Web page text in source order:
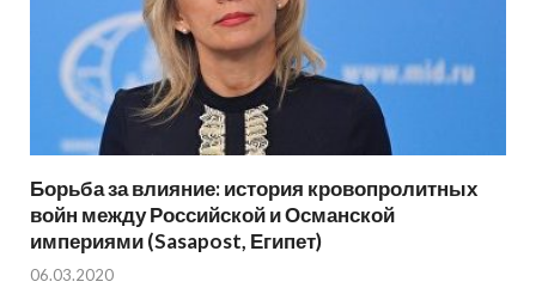
Борьба за влияние: история кровопролитных
войн между Российской и Османской
империями (Sasapost, Египет)
06.03.2020